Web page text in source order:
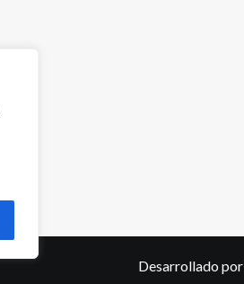
Desarrollado por